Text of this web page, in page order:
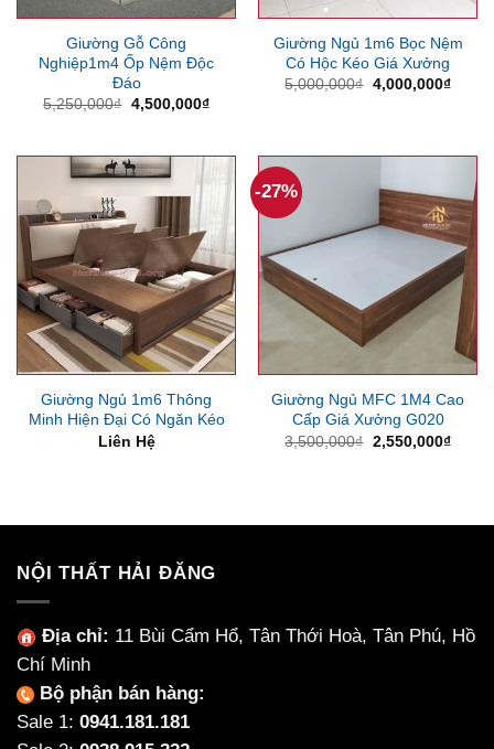
Giường Gỗ Công
Nghiệp1m4 Ốp Nệm Độc
Đáo
5,250,000₫ Giá
4,500,000₫Giá
4,500,000₫.
Giường Ngủ 1m6 Bọc Nệm
Có Hộc Kéo Giá Xưởng
5,000,000₫ Giá
4,000,000₫Giá
Giường Ngủ 1m6 Thông
Minh Hiện Đại Có Ngăn Kéo
Liên Hệ
-27%
Giường Ngủ MFC 1M4 Cao
Cấp Giá Xưởng G020
3,500,000₫ Giá
2,550,000₫Giá
NỘI THẤT HẢI ĐĂNG
Địa chỉ: 11 Bùi Cẩm Hổ, Tân Thới Hoà, Tân Phú, Hồ
Chí Minh
Bộ phận bán hàng:
Sale 1: 0941.181.181